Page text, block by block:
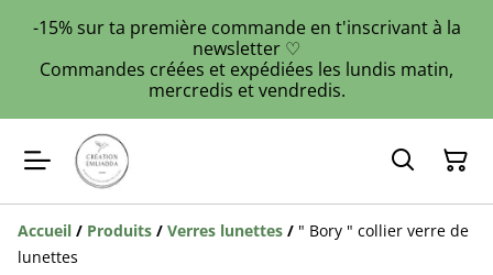
-15% sur ta première commande en t'inscrivant à la
newsletter ♡
Commandes créées et expédiées les lundis matin,
mercredis et vendredis.
Accueil / Produits / Verres lunettes / " Bory " collier verre de
lunettes